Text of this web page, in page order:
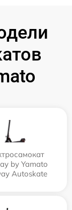
by Yamato
Autoskate